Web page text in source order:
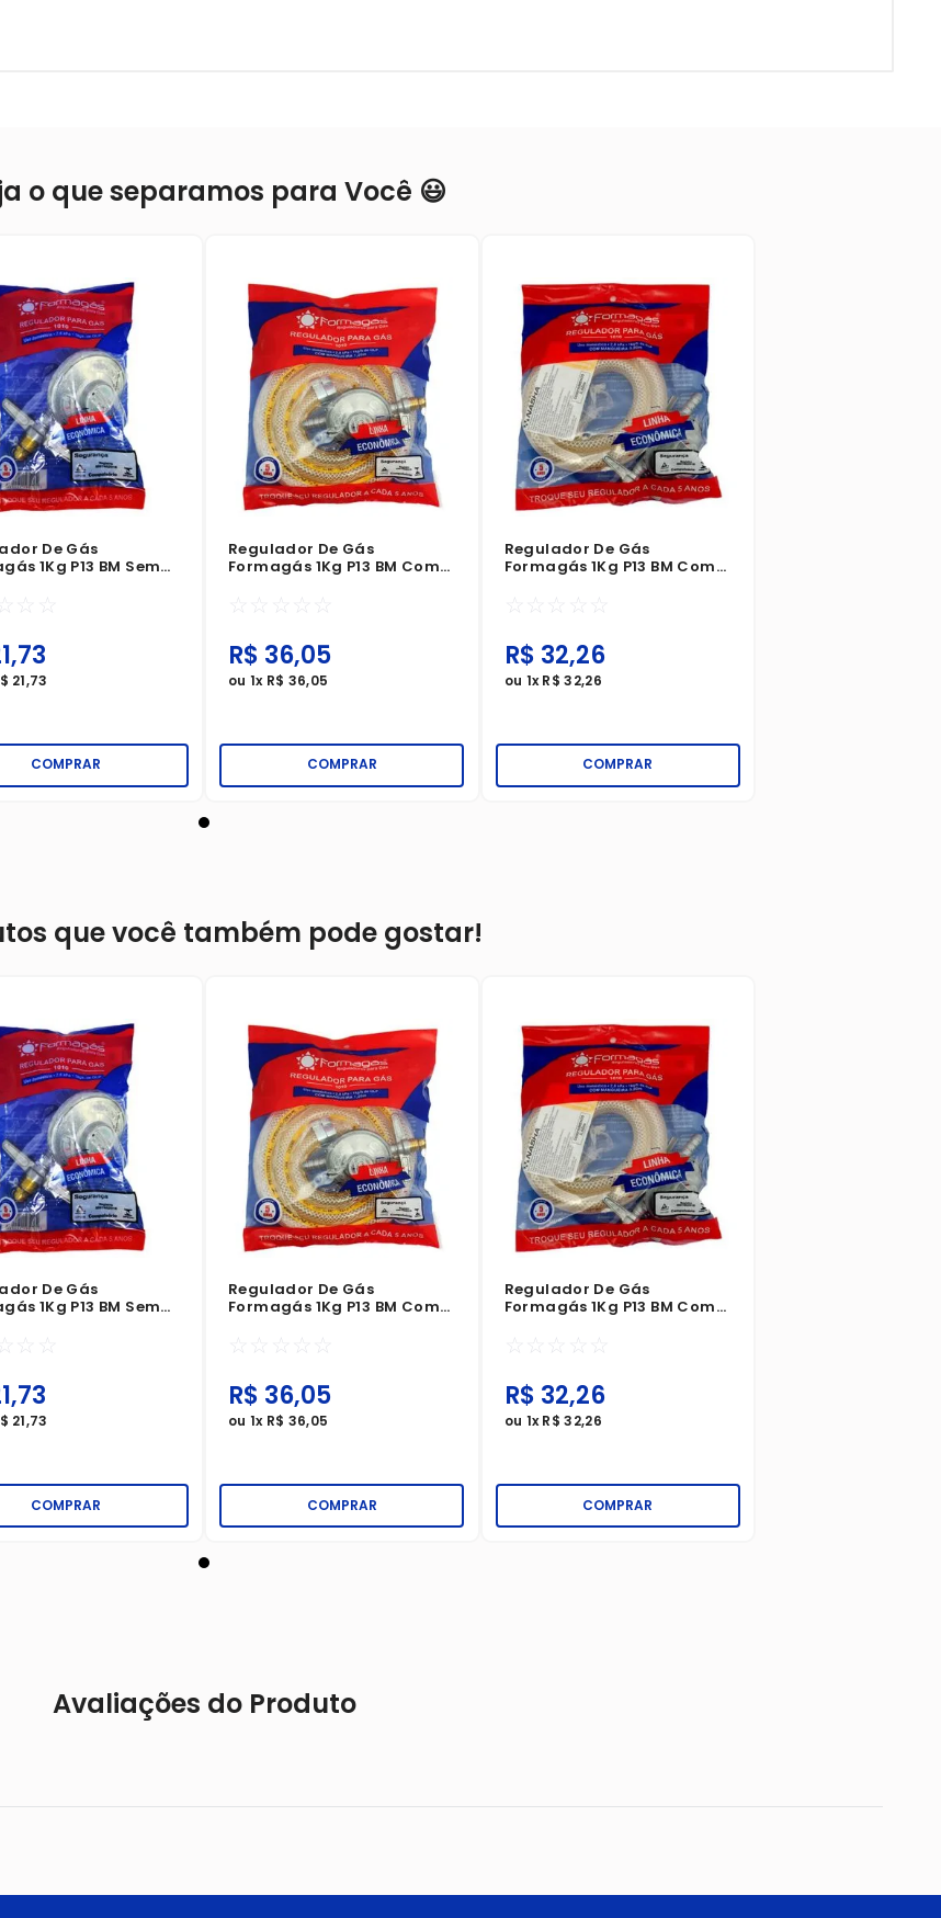
o que separamos para Você 😃
De Gás
1Kg P13 BM Sem
☆ ☆ ☆
,73
21,73
COMPRAR
Regulador De Gás
Formagás 1Kg P13 BM Com
☆ ☆ ☆ ☆ ☆
R$ 36,05
ou 1x R$ 36,05
COMPRAR
Regulador De Gás
Formagás 1Kg P13 BM Com
☆ ☆ ☆ ☆ ☆
R$ 32,26
ou 1xR$ 32,26
COMPRAR
que você também pode gostar!
De Gás
1Kg P13 BM Sem
☆ ☆ ☆
,73
21,73
COMPRAR
Regulador De Gás
Formagás 1Kg P13 BM Com
☆ ☆ ☆ ☆ ☆
R$ 36,05
ou 1x R$ 36,05
COMPRAR
Regulador De Gás
Formagás 1Kg P13 BM Com
☆ ☆ ☆ ☆ ☆
R$ 32,26
ou 1xR$ 32,26
COMPRAR
Avaliações do Produto